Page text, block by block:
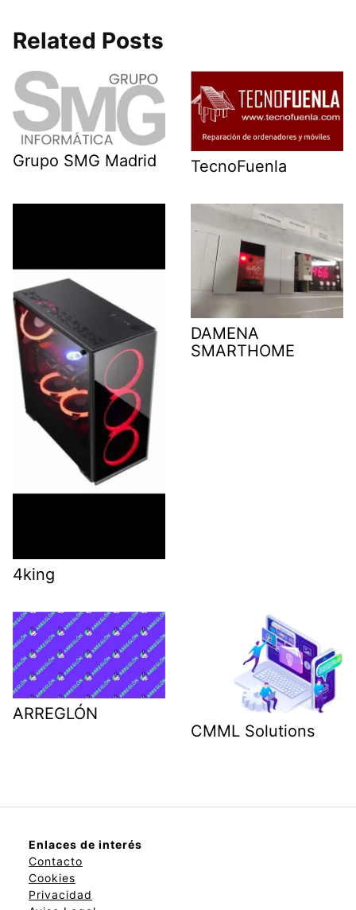
Related Posts
Grupo SMG Madrid TecnoFuenla
4king
DAMENA
SMARTHOME
ARREGLÓN
CMML Solutions
Enlaces de interés
Contacto
Cookies
Privacidad